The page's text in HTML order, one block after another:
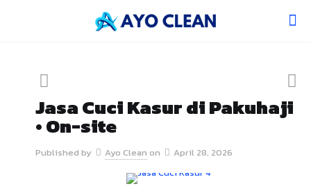
Jasa Cuci Kasur di Pakuhaji
• On-site
Published by Ayo Clean on April 28, 2026